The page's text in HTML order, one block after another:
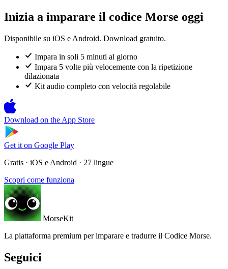
Inizia a imparare il codice Morse oggi
Disponibile su iOS e Android. Download gratuito.
Impara in soli 5 minuti al giorno
Impara 5 volte più velocemente con la ripetizione
dilazionata
Kit audio completo con velocità regolabile
Download on the App Store
Get it on Google Play
Gratis · iOS e Android · 27 lingue
Scopri come funziona
MorseKit
La piattaforma premium per imparare e tradurre il Codice Morse.
Seguici